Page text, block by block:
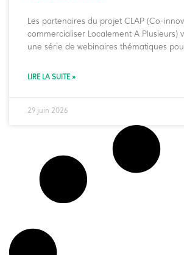
Les partenaires du projet CLAP (Co-
commercialiser Localement A Plusieurs)
une série de webinaires thématiques
LIRE LA SUITE »
29 juin 2026